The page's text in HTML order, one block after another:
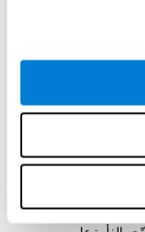
في التنشيط
منّا أن نقف. مثلاً،
إذا كانت
نغيّرها. بممارسة
المعرفية هذه
بسهولة.